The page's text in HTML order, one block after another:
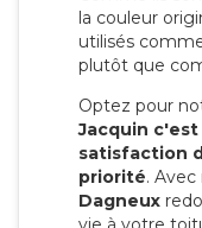
la couleur
utilisés
plutôt que
Optez pour
Jacquin
satisfaction
priorité. Avec
Dagneux